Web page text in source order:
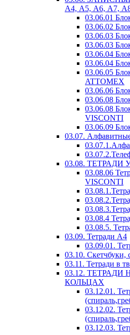
А4, А5, А6, А7,
03.06.01
03.06.02
03.06.03
03.06.03
03.06.04
03.06.04
03.06.05
ATTOMEX
03.06.06
03.06.08
03.06.08
VISCONTI
03.06.09
03.07.
03.08.
03.08.06
VISCONTI
03.08.4
03.08.5.
03.09. Тетради А4
03.09.01.
03.10. Скетчбуки,
03.11. Тетради в
03.12. ТЕТРАДИ
КОЛЬЦАХ
03.12.01.
03.12.02.
03.12.03.